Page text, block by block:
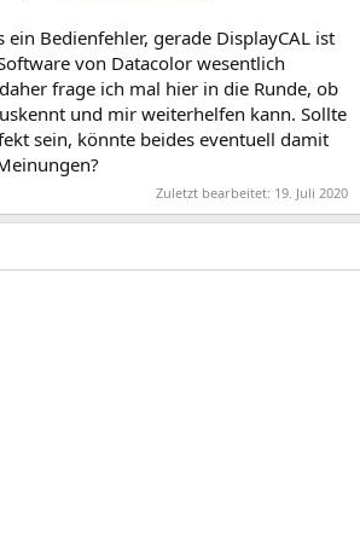
ein Bedienfehler, gerade DisplayCAL ist
von Datacolor wesentlich
frage ich mal hier in die Runde, ob
und mir weiterhelfen kann. Sollte
sein, könnte beides eventuell damit
Zuletzt bearbeitet: 19. Juli 2020